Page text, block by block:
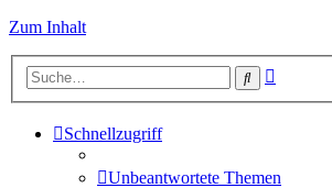
Zum Inhalt
Suche
Schnellzugriff
Unbeantwortete Themen